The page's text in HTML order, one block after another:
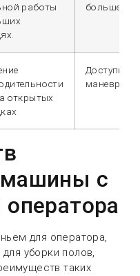
работы
больше
открытых
машины с
для оператора,
уборки полов,
таких